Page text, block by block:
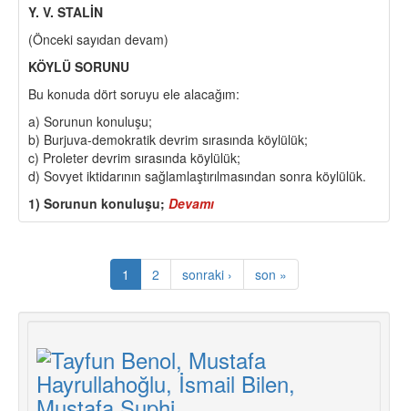
Y. V. STALİN
(Önceki sayıdan devam)
KÖYLÜ SORUNU
Bu konuda dört soruyu ele alacağım:
a) Sorunun konuluşu;
b) Burjuva-demokratik devrim sırasında köylülük;
c) Proleter devrim sırasında köylülük;
d) Sovyet iktidarının sağlamlaştırılmasından sonra köylülük.
1) Sorunun konuluşu; Devamı
LENİNİZMİN
ÜZERİNE
(5)
1 2 sonraki › son »